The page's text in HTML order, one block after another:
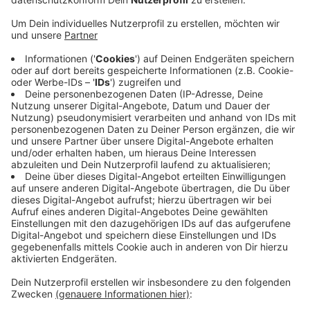
Sie war gegen halb vier alarmiert worden, weil sich
Straße befanden und dort die Vernebelungsanlage
ausgelöst hatten. Die Unbekannten flüchteten
daraufhin.
Die Annahme der Polizei war, dass es sich um eine
mögliche versuchte Geldautomaten-Sprengung
handelte. Deswegen wurde die Straße abgesperrt und
Spezialisten des Landeskriminalamtes dazu gerufen,
um auszuschließen, dass noch Sprengstoff vor Ort ist.
Die konnten aber um kurz nach 6 Entwarnung geben.
TH
Anzeige